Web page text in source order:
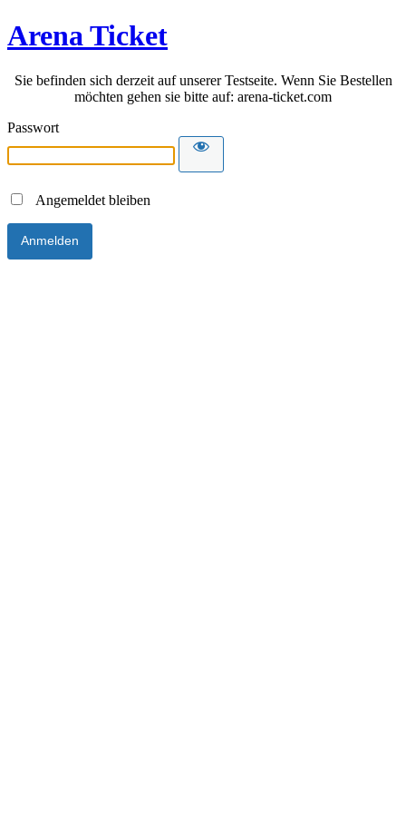
Arena Ticket
Sie befinden sich derzeit auf unserer Testseite. Wenn Sie Bestellen
möchten gehen sie bitte auf: arena-ticket.com
Passwort
Angemeldet bleiben